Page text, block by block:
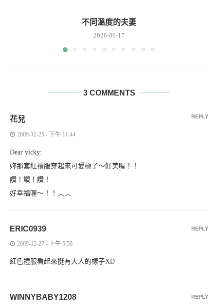
不同溫度的夫妻
2026-06-17
3 COMMENTS
花兒
2009-12-25 - 下午 11:44
Dear vicky:
妳那套紅禮服穿起來可愛極了～好美喔！！
讚！讚！讚！
好幸福喔～！！︿︿
REPLY
ERIC0939
2009-12-27 - 下午 5:50
紅色禮服看起來挺有大人的樣子XD
REPLY
WINNYBABY1208 REPLY